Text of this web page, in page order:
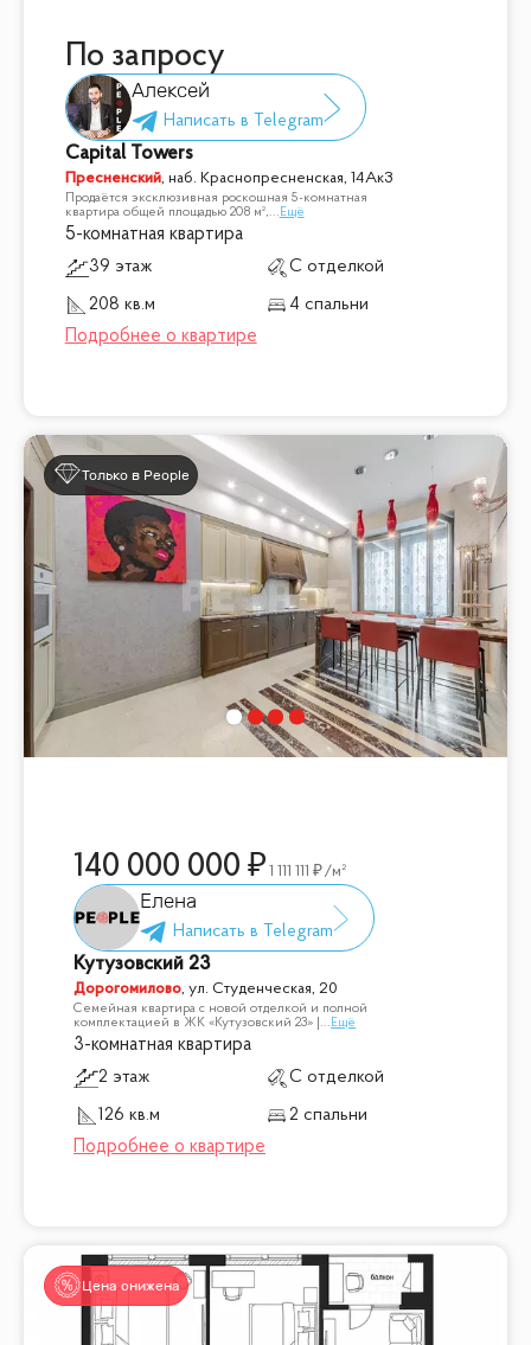
По запросу
Алексей
Capital Towers
Пресненский, наб. Краснопресненская, 14Ак3
Продаётся эксклюзивная роскошная 5-комнатная
квартира общей площадью 208 м²,... Ещё
5-комнатная квартира
39 этаж
С отделкой
208 кв.м
4 спальни
Только в People
140 000 000 1 111 111 /м²
Елена
Кутузовский 23
Дорогомилово,ул. Студенческая, 20
Семейная квартира с новой отделкой и полной
комплектацией в ЖК «Кутузовский 23» | ... Ещё
3-комнатная квартира
2 этаж
С отделкой
126 кв.м
2 спальни
Цена снижена